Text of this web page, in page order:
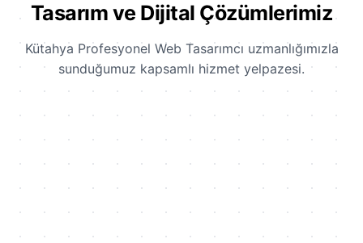
Tasarım ve Dijital Çözümlerimiz
Kütahya Profesyonel Web Tasarımcı uzmanlığımızla
sunduğumuz kapsamlı hizmet yelpazesi.